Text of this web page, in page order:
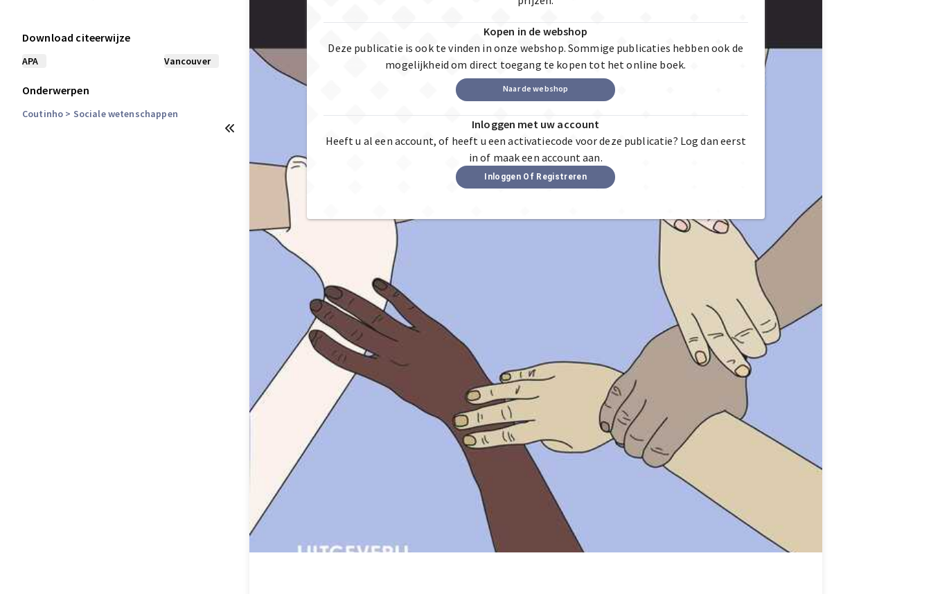
Download citeerwijze
APA Vancouver
Onderwerpen
Coutinho > Sociale wetenschappen
Kopen in de webshop
Deze publicatie is ook te vinden in onze webshop. Sommige publicaties hebben ook de
mogelijkheid om direct toegang te kopen tot het online boek.
Naar de webshop
Inloggen met uw account
Heeft u al een account, of heeft u een activatiecode voor deze publicatie? Log dan eerst
in of maak een account aan.
Inloggen Of Registreren